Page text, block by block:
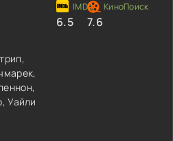
Уайли
6.5 7.6